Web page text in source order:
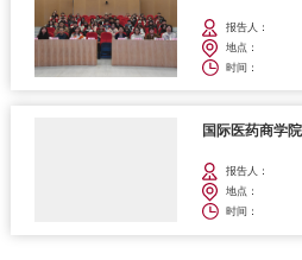
报告人：
地点：
时间：
报告人：
地点：
时间：